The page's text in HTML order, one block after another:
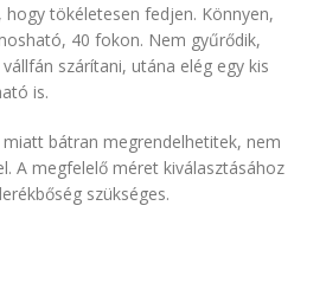
hogy tökéletesen fedjen. Könnyen,
40 fokon. Nem gyűrődik,
szárítani, utána elég egy kis
is.
miatt bátran megrendelhetitek, nem
A megfelelő méret kiválasztásához
szükséges.